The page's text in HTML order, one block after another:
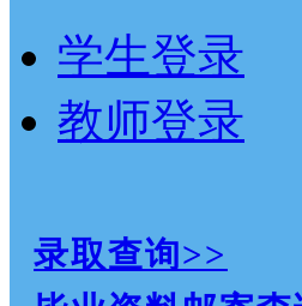
学生登录
教师登录
录取查询>>